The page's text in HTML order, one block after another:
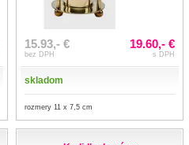
15.93,- €
bez DPH
19.60,- €
s DPH
skladom
rozmery 11 x 7,5 cm